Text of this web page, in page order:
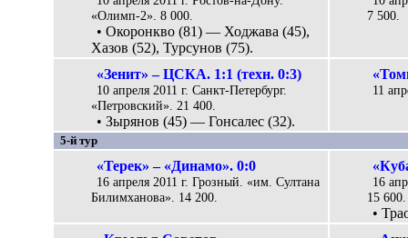
«Олимп-2». 8 000.
• Окоронкво (81) — Ходжава (45),
Хазов (52), Турсунов (75).
7 500.
«Зенит» – ЦСКА. 1:1 (техн. 0:3)
10 апреля 2011 г. Санкт-Петербург.
«Петровский». 21 400.
• Зырянов (45) — Гонсалес (32).
11
5-й тур
«Терек» – «Динамо». 0:0
16 апреля 2011 г. Грозный. «им. Султана
Билимханова». 14 200.
16
15 600.
•